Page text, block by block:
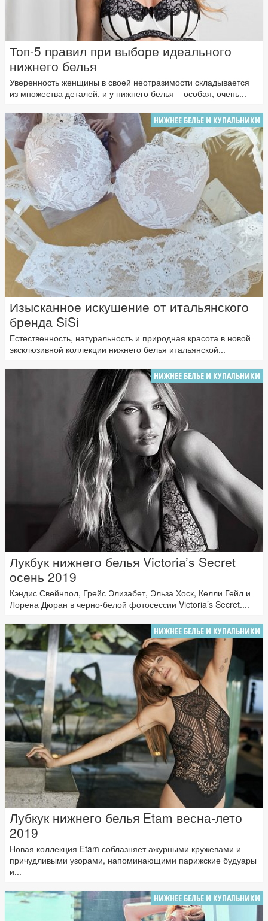
Топ-5 правил при выборе идеального
нижнего белья
Уверенность женщины в своей неотразимости складывается
из множества деталей, и у нижнего белья – особая, очень...
НИЖНЕЕ БЕЛЬЕ И КУПАЛЬНИКИ
Изысканное искушение от итальянского
бренда SiSi
Естественность, натуральность и природная красота в новой
эксклюзивной коллекции нижнего белья итальянской...
НИЖНЕЕ БЕЛЬЕ И КУПАЛЬНИКИ
Лукбук нижнего белья Victoria’s Secret
осень 2019
Кэндис Свейнпол, Грейс Элизабет, Эльза Хоск, Келли Гейл и
Лорена Дюран в черно-белой фотосессии Victoria’s Secret....
НИЖНЕЕ БЕЛЬЕ И КУПАЛЬНИКИ
Лубкук нижнего белья Etam весна-лето
2019
Новая коллекция Etam соблазняет ажурными кружевами и
причудливыми узорами, напоминающими парижские будуары
и...
НИЖНЕЕ БЕЛЬЕ И КУПАЛЬНИКИ